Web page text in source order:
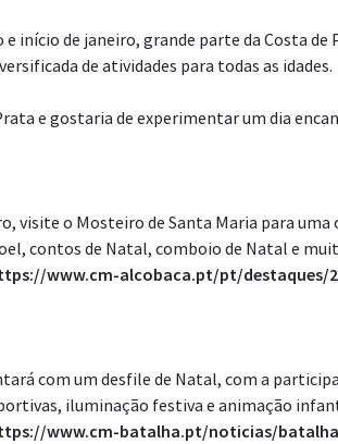
início de janeiro, grande parte da Costa
de atividades para todas as idades.
e gostaria de experimentar um dia
visite o Mosteiro de Santa Maria para
contos de Natal, comboio de Natal e
www.cm-alcobaca.pt/pt/destaques/
com um desfile de Natal, com a
iluminação festiva e animação
www.cm-batalha.pt/noticias/